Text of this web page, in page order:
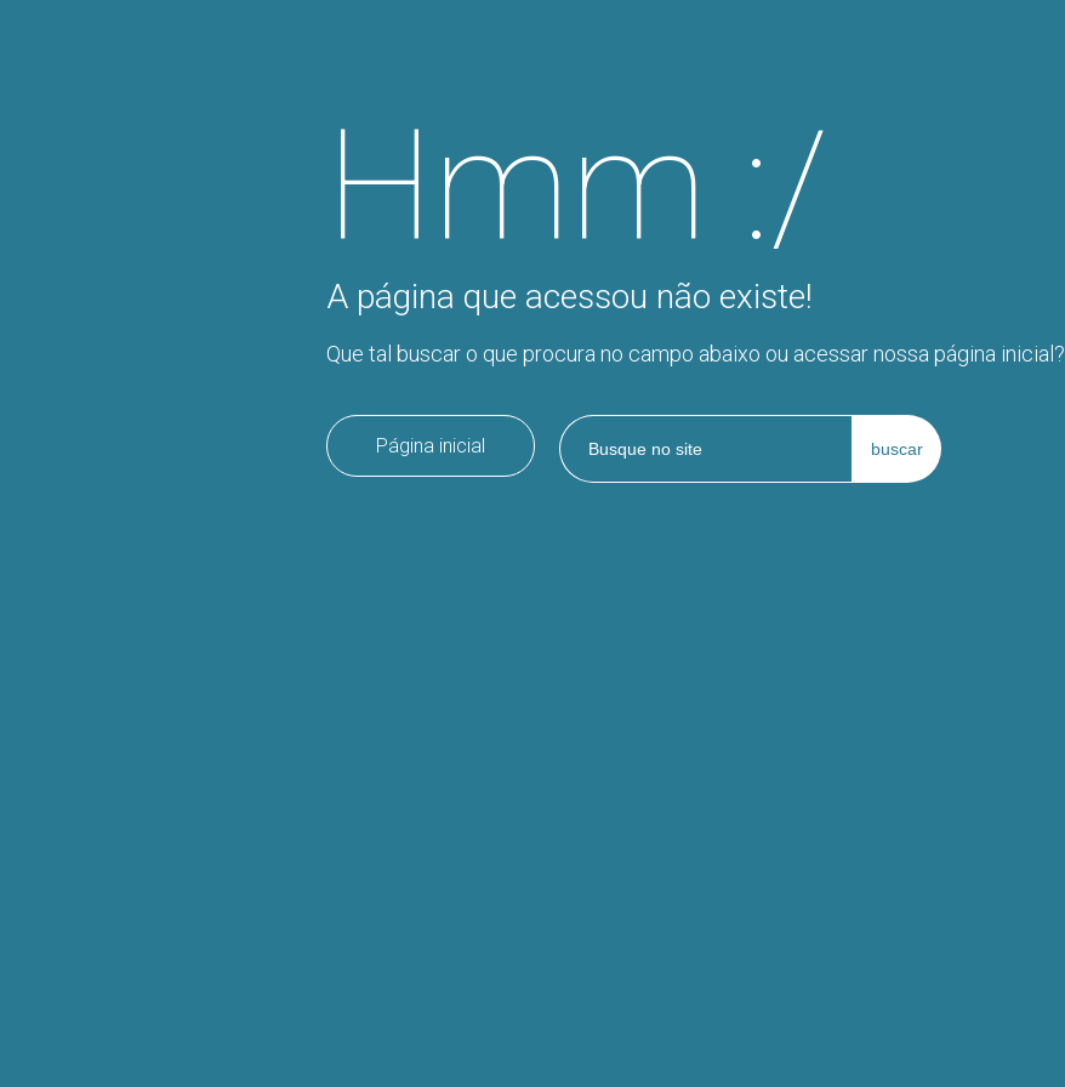
Hmm :/
A página que acessou não existe!
Que tal buscar o que procura no campo abaixo ou acessar nossa página inicial?
Página inicial